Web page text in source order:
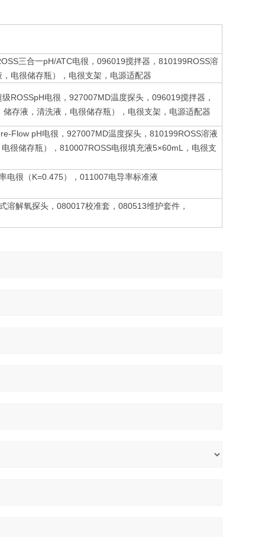
三合一pH/ATC电很，096019搅拌器，810199ROSS溶
电很储存瓶），电很支架，电源适配器
ROSSpH电很，927007MD温度探头，096019搅拌器，
存液，清洗液，电很储存瓶），电很支架，电源适配器
Flow pH电很，927007MD温度探头，810199ROSS溶液
很储存瓶），810007ROSS电很填充液5×60mL，电很支
电很（K=0.475），011007电导率标准液
溶解氧探头，080017校准套，080513维护套件，